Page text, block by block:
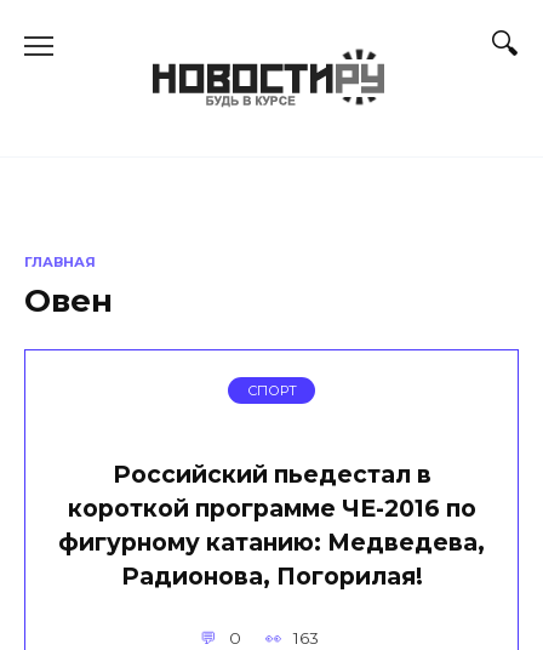
ГЛАВНАЯ
Овен
СПОРТ
Российский пьедестал в
короткой программе ЧЕ-2016 по
фигурному катанию: Медведева,
Радионова, Погорилая!
0 163